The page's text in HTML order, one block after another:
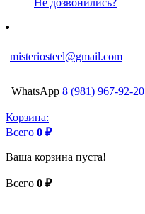
Не дозвонились?
misteriosteel@gmail.com
WhatsApp 8 (981) 967-92-20
Корзина:
Всего 0 ₽
Ваша корзина пуста!
Всего 0 ₽